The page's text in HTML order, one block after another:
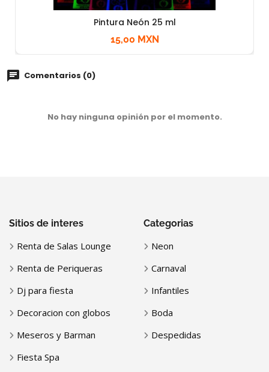
Pintura Neón 25 ml
15,00 MXN
Comentarios (0)
No hay ninguna opinión por el momento.
Sitios de interes
Renta de Salas Lounge
Renta de Periqueras
Dj para fiesta
Decoracion con globos
Meseros y Barman
Fiesta Spa
Categorias
Neon
Carnaval
Infantiles
Boda
Despedidas